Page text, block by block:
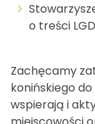
o treści
Zachęcamy
konińskiego
wspierają i